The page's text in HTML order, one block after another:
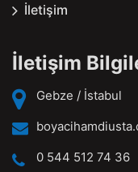
İletişim
İletişim
Gebze / İstabul
0 544 512 74 36